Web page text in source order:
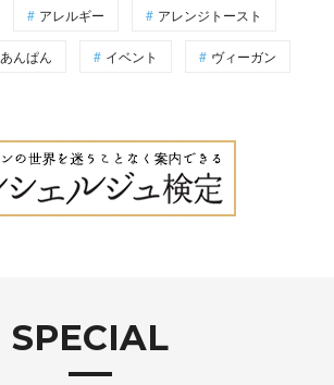
アレルギー アレンジトースト
あんぱん イベント ヴィーガン
SPECIAL